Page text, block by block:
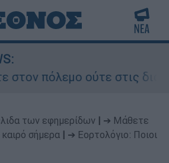
ούτε στις
των εφημερίδων
➔ Μάθετε
σήμερα
➔ Εορτολόγιο: Ποιοι